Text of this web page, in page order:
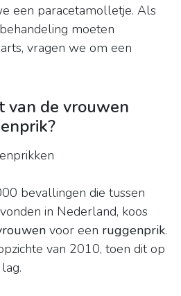
een paracetamolletje. Als
moeten
vragen we om een
van de vrouwen
bevallingen die tussen
in Nederland, koos
voor een ruggenprik.
van 2010, toen dit op